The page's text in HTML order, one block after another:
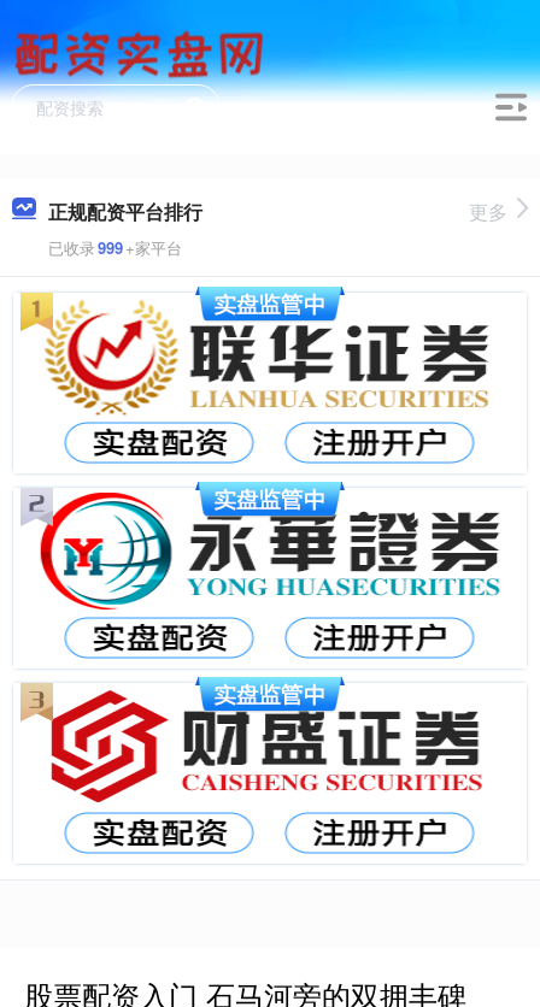
正规配资平台排行
已收录999+家平台
更多
股票配资入门 石马河旁的双拥丰碑